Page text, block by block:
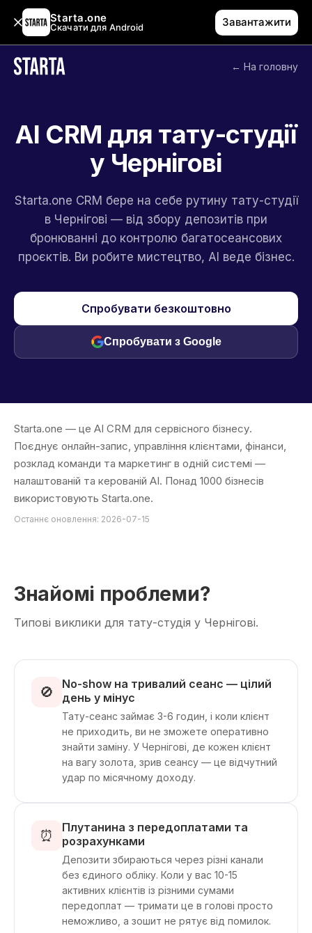
Starta.one
Скачати для Android Завантажити
← На головну
AI CRM для тату-студії
у Чернігові
Starta.one CRM бере на себе рутину тату-студії
в Чернігові — від збору депозитів при
бронюванні до контролю багатосеансових
проєктів. Ви робите мистецтво, AI веде бізнес.
Спробувати безкоштовно
Спробувати з Google
Starta.one — це AI CRM для сервісного бізнесу.
Поєднує онлайн-запис, управління клієнтами, фінанси,
розклад команди та маркетинг в одній системі —
налаштованій та керованій AI. Понад 1000 бізнесів
використовують Starta.one.
Останнє оновлення: 2026-07-15
Знайомі проблеми?
Типові виклики для тату-студія у Чернігові.
🚫
No-show на тривалий сеанс — цілий
день у мінус
Тату-сеанс займає 3-6 годин, і коли клієнт
не приходить, ви не зможете оперативно
знайти заміну. У Чернігові, де кожен клієнт
на вагу золота, зрив сеансу — це відчутний
удар по місячному доходу.
⏰
Плутанина з передоплатами та
розрахунками
Депозити збираються через різні канали
без єдиного обліку. Коли у вас 10-15
активних клієнтів із різними сумами
передоплат — тримати це в голові просто
неможливо, а зошит не рятує від помилок.